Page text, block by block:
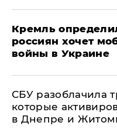
Кремль
россиян хочет
войны в Украине
СБУ разоблачила
которые
в Днепре и